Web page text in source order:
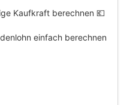
Kaufkraft berechnen 💶
einfach berechnen